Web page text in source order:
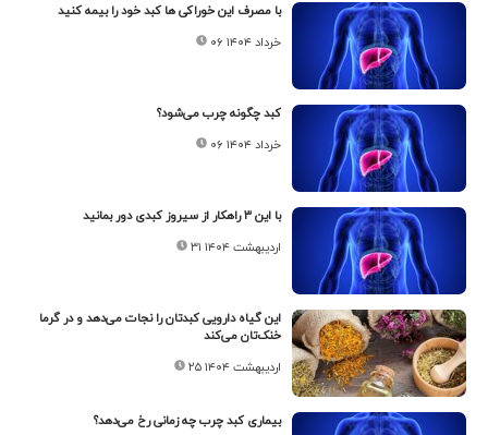
با مصرف این خوراکی ها کبد خود را بیمه کنید
۰۶ خرداد ۱۴۰۴
کبد چگونه چرب می‌شود؟
۰۶ خرداد ۱۴۰۴
با این ۳ راهکار از سیروز کبدی دور بمانید
۳۱ اردیبهشت ۱۴۰۴
این گیاه دارویی کبدتان را نجات می‌دهد و در گرما
خنک‌تان می‌کند
۲۵ اردیبهشت ۱۴۰۴
بیماری کبد چرب چه زمانی رخ می‌دهد؟